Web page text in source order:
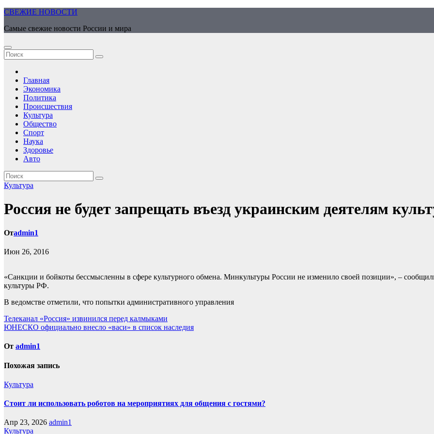
Перейти
содержимому
СВЕЖИЕ НОВОСТИ
Самые свежие новости России и мира
Главная
Экономика
Политика
Происшествия
Культура
Общество
Спорт
Наука
Здоровье
Авто
Культура
Россия не будет запрещать въезд украинским деятелям
Отadmin1
Июн 26, 2016
«Санкции и бойкоты бессмысленны в сфере культурного обмена. Минкультуры России не изменило своей позиции», –
культуры РФ.
В ведомстве отметили, что попытки административного управления
Навигация
по
записям
Телеканал «Россия» извинился перед калмыками
ЮНЕСКО официально внесло «васи» в список наследия
От admin1
Похожая запись
Культура
Стоит ли использовать роботов на мероприятиях для общения с гостями?
Апр 23, 2026 admin1
Культура